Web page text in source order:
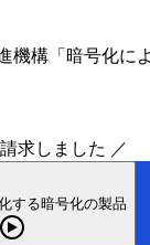
機構「暗号化に
求しました ／
する暗号化の製品